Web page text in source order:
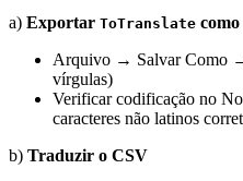
a) Exportar ToTranslate
Arquivo → Salvar Como
vírgulas)
Verificar codificação no
caracteres não latinos
b) Traduzir o CSV